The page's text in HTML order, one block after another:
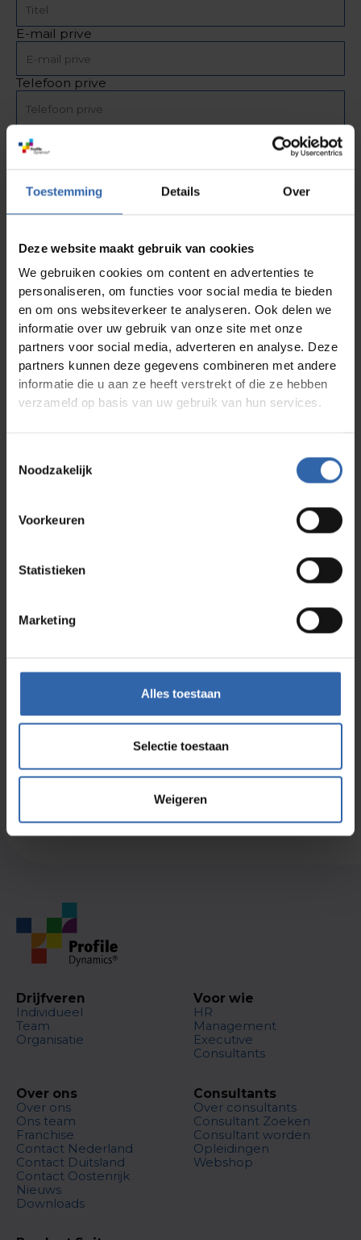
Toestemming Details Over
Deze website maakt gebruik van cookies
We gebruiken cookies om content en advertenties te
personaliseren, om functies voor social media te bieden
en om ons websiteverkeer te analyseren. Ook delen we
informatie over uw gebruik van onze site met onze
partners voor social media, adverteren en analyse. Deze
partners kunnen deze gegevens combineren met andere
informatie die u aan ze heeft verstrekt of die ze hebben
verzameld op basis van uw gebruik van hun services.
Noodzakelijk
Voorkeuren
Statistieken
Marketing
Alles toestaan
Selectie toestaan
Weigeren
E-mail prive
Telefoon prive
Postcode + Plaats*
Factuur e-mailadres*
Vestigingsadres*
privacyvoorwaarden*
Meld je aan voor de nieuwsbrief
Drijfveren
Individueel
Team
Organisatie
Voor wie
HR
Management
Executive
Consultants
Over ons
Over ons
Ons team
Franchise
Contact Nederland
Contact Duitsland
Contact Oostenrijk
Nieuws
Downloads
Consultants
Over consultants
Consultant Zoeken
Consultant worden
Opleidingen
Webshop